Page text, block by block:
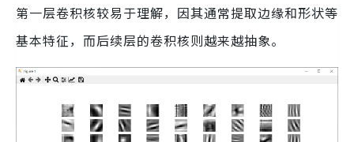
第一层卷积核较易于理解，因其通常提取边缘和形状等
基本特征，而后续层的卷积核则越来越抽象。